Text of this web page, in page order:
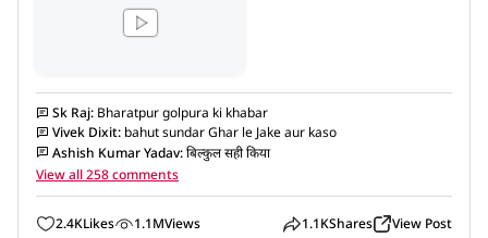
Sk Raj: Bharatpur golpura ki khabar
Vivek Dixit: bahut sundar Ghar le Jake aur kaso
Ashish Kumar Yadav:बिल्कुल सही किया
View all 258 comments
2.4KLikes 1.1MViews 1.1KShares View Post